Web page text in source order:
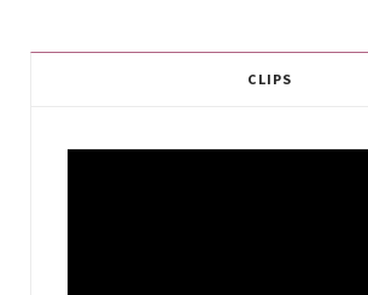
CLIPS